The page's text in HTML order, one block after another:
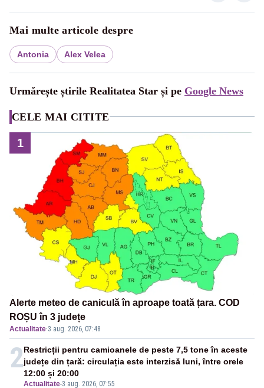
Mai multe articole despre
Antonia Alex Velea
Urmărește știrile Realitatea Star și pe Google News
CELE MAI CITITE
1
Alerte meteo de caniculă în aproape toată țara. COD
ROȘU în 3 județe
Actualitate·3 aug. 2026, 07:48
2
Actualitate-3 aug. 2026, 07:55
Restricții pentru camioanele de peste 7,5 tone în aceste
județe din țară: circulația este interzisă luni, între orele
12:00 și 20:00